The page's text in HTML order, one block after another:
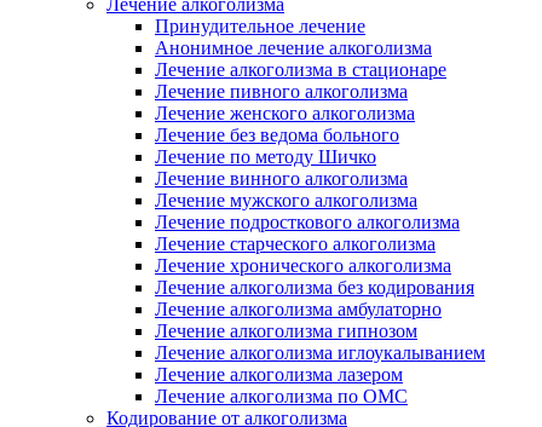
Лечение алкоголизма
Принудительное лечение
Анонимное лечение алкоголизма
Лечение алкоголизма в стационаре
Лечение пивного алкоголизма
Лечение женского алкоголизма
Лечение без ведома больного
Лечение по методу Шичко
Лечение винного алкоголизма
Лечение мужского алкоголизма
Лечение подросткового алкоголизма
Лечение старческого алкоголизма
Лечение хронического алкоголизма
Лечение алкоголизма без кодирования
Лечение алкоголизма амбулаторно
Лечение алкоголизма гипнозом
Лечение алкоголизма иглоукалыванием
Лечение алкоголизма лазером
Лечение алкоголизма по ОМС
Кодирование от алкоголизма